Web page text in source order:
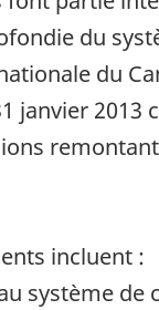
du
du
janvier 2013
incluent :
système de